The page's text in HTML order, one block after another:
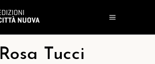
Rosa Tucci